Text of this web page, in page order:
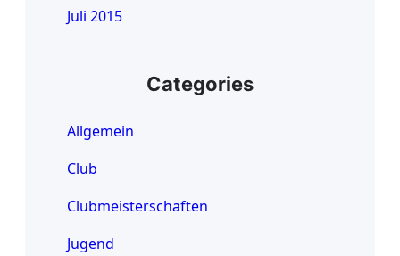
Juli 2015
Categories
Allgemein
Club
Clubmeisterschaften
Jugend